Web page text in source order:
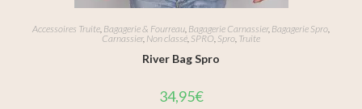
Accessoires Truite, Bagagerie & Fourreau, Bagagerie Carnassier, Bagagerie Spro,
Carnassier, Non classé, SPRO, Spro, Truite
River Bag Spro
34,95€